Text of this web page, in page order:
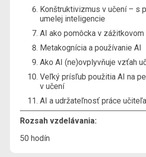
Konštruktivizmus v učení – s
umelej inteligencie
AI ako pomôcka v zážitkovom
Metakognícia a používanie AI
Ako AI (ne)ovplyvňuje vzťah
Veľký prísľub použitia AI na
v učení
AI a udržateľnosť práce učiteľa
Rozsah vzdelávania:
50 hodín